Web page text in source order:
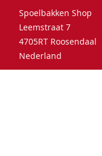
Spoelbakken Shop
Leemstraat 7
4705RT Roosendaal
Nederland